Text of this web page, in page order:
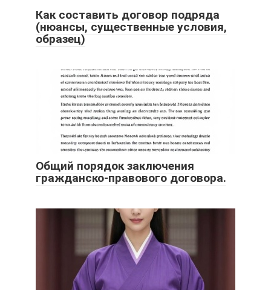
Как составить договор подряда
(нюансы, существенные условия,
образец)
Общий порядок заключения
гражданско-правового договора.